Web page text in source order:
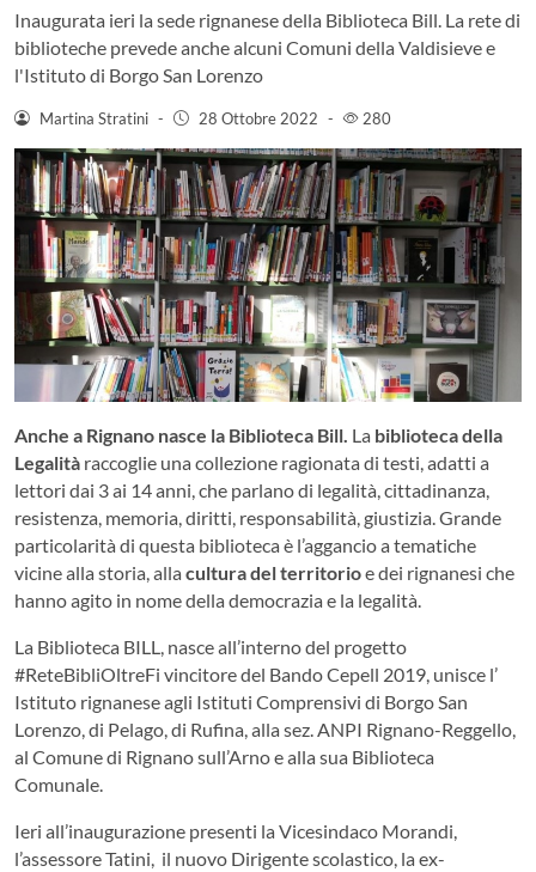
Inaugurata ieri la sede rignanese della Biblioteca Bill. La rete di
biblioteche prevede anche alcuni Comuni della Valdisieve e
l'Istituto di Borgo San Lorenzo
Martina Stratini - 28 Ottobre 2022 - 280
Anche a Rignano nasce la Biblioteca Bill. La biblioteca della
Legalità raccoglie una collezione ragionata di testi, adatti a
lettori dai 3 ai 14 anni, che parlano di legalità, cittadinanza,
resistenza, memoria, diritti, responsabilità, giustizia. Grande
particolarità di questa biblioteca è l’aggancio a tematiche
vicine alla storia, alla cultura del territorioe dei rignanesi che
hanno agito in nome della democrazia e la legalità.
La Biblioteca BILL, nasce all’interno del progetto
#ReteBibliOltreFi vincitore del Bando Cepell 2019, unisce l’
Istituto rignanese agli Istituti Comprensivi di Borgo San
Lorenzo, di Pelago, di Rufina, alla sez. ANPI Rignano-Reggello,
al Comune di Rignano sull’Arno e alla sua Biblioteca
Comunale.
Ieri all’inaugurazione presenti la Vicesindaco Morandi,
l’assessore Tatini, il nuovo Dirigente scolastico, la ex-